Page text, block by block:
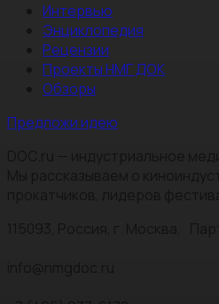
Интервью
Энциклопедия
Рецензии
Проекты НМГ ДОК
Обзоры
Предложи идею